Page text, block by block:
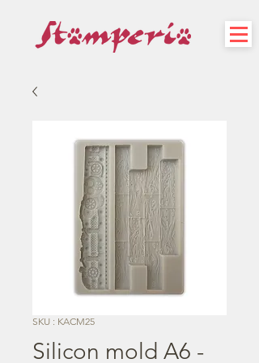
SKU : KACM25
Silicon mold A6 -